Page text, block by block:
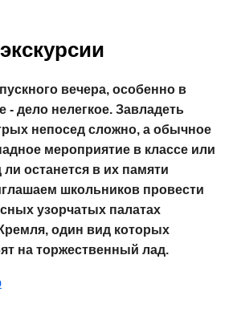
вечера, особенно в
- дело нелегкое. Завладеть
непосед сложно, а обычное
мероприятие в классе или
останется в их памяти
школьников провести
узорчатых палатах
один вид которых
на торжественный лад.